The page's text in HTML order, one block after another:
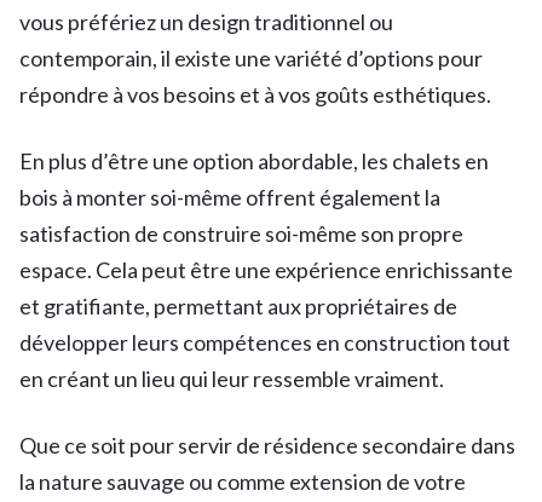
vous préfériez un design traditionnel ou
contemporain, il existe une variété d’options pour
répondre à vos besoins et à vos goûts esthétiques.
En plus d’être une option abordable, les chalets en
bois à monter soi-même offrent également la
satisfaction de construire soi-même son propre
espace. Cela peut être une expérience enrichissante
et gratifiante, permettant aux propriétaires de
développer leurs compétences en construction tout
en créant un lieu qui leur ressemble vraiment.
Que ce soit pour servir de résidence secondaire dans
la nature sauvage ou comme extension de votre